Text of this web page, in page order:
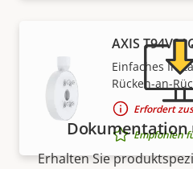
AXIS
Einfaches
Rücken-an-
Erfordert
Empfohlen
Dokumentation
Erhalten Sie